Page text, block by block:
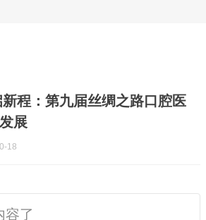
程：第九届丝绸之路口腔医
展
18
容了